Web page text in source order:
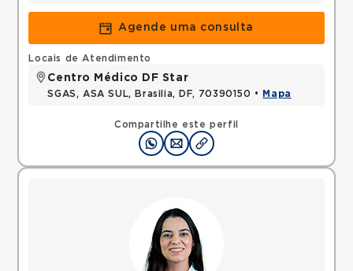
Agende uma consulta
Compartilhe este perfil
Locais de Atendimento
Centro Médico DF Star
SGAS, ASA SUL, Brasilia, DF, 70390150 • Mapa